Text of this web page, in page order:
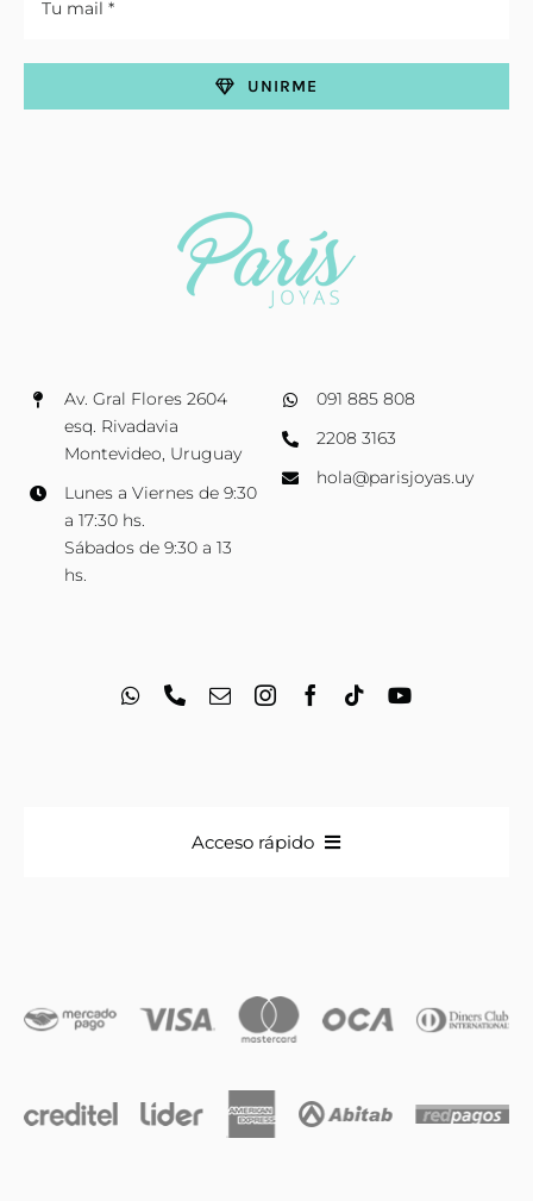
Av. Gral Flores 2604
esq. Rivadavia
Montevideo, Uruguay
Lunes a Viernes de 9:30
a 17:30 hs.
Sábados de 9:30 a 13
hs.
091 885 808
2208 3163
hola@parisjoyas.uy
UNIRME
Acceso rápido
Iniciales